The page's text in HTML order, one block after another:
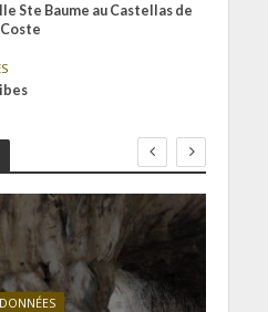
Ste Baume au Castellas de